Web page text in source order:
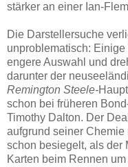
stärker an einer Ian-
Die Darstellersuche
unproblematisch:
engere Auswahl und
darunter der
Remington Steele-
schon bei früheren
Timothy Dalton. Der
aufgrund seiner Chemie
schon besiegelt, als der
Karten beim Rennen